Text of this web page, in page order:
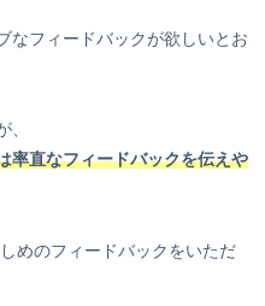
なフィードバックが欲しいとお
率直なフィードバックを伝えや
めのフィードバックをいただ